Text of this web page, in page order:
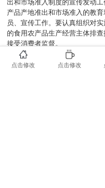
出和市场准入制度的宣传发动
产品产地准出和市场准入的教
员、宣传工作。要认真组织对
的食用农产品生产经营主体排查
接受消费者监督。
云南省农业农村厅
点击修改 点击修改